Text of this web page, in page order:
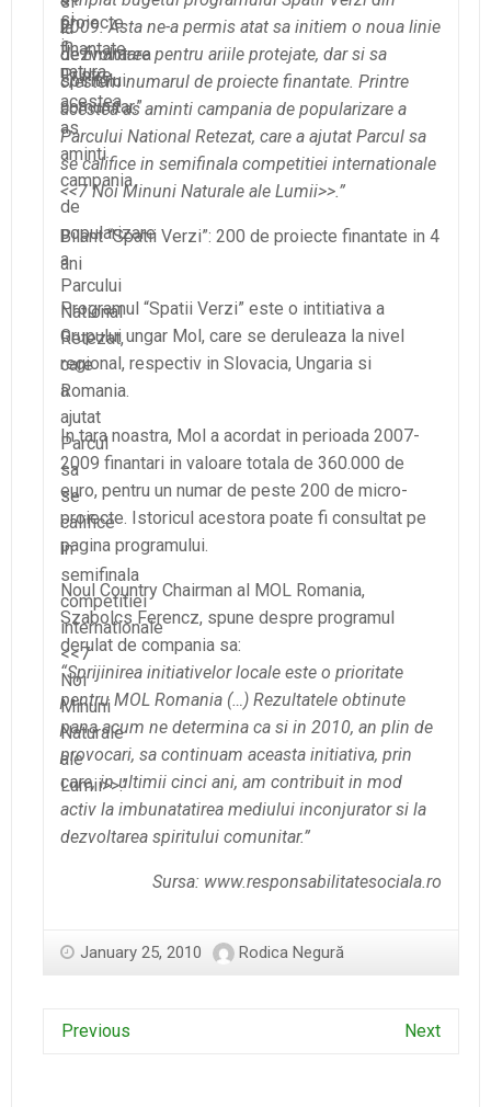
si
in
natura.
proiecte
finantate.
Printre
acestea
as
aminti
campania
de
popularizare
a
Parcului
National
Retezat,
care
a
ajutat
Parcul
sa
se
califice
in
semifinala
competitiei
internationale
<<7
Noi
Minuni
Naturale
ale
Lumii>>.”
la
dezvoltarea
spiritului
comunitar.”
2009. Asta ne-a permis atat sa initiem o noua linie
de finantare pentru ariile protejate, dar si sa
crestem numarul de proiecte finantate. Printre
acestea as aminti campania de popularizare a
Parcului National Retezat, care a ajutat Parcul sa
se califice in semifinala competitiei internationale
<<7 Noi Minuni Naturale ale Lumii>>.”
Bilant “Spatii Verzi”: 200 de proiecte finantate in 4
ani
Programul “Spatii Verzi” este o intitiativa a
Grupului ungar Mol, care se deruleaza la nivel
regional, respectiv in Slovacia, Ungaria si
Romania.
In tara noastra, Mol a acordat in perioada 2007-
2009 finantari in valoare totala de 360.000 de
euro, pentru un numar de peste 200 de micro-
proiecte. Istoricul acestora poate fi consultat pe
pagina programului.
Noul Country Chairman al MOL Romania,
Szabolcs Ferencz, spune despre programul
derulat de compania sa:
“Sprijinirea initiativelor locale este o prioritate
pentru MOL Romania (…) Rezultatele obtinute
pana acum ne determina ca si in 2010, an plin de
provocari, sa continuam aceasta initiativa, prin
care, in ultimii cinci ani, am contribuit in mod
activ la imbunatatirea mediului inconjurator si la
dezvoltarea spiritului comunitar.”
Sursa: www.responsabilitatesociala.ro
January 25, 2010 Rodica Negură
Previous Next